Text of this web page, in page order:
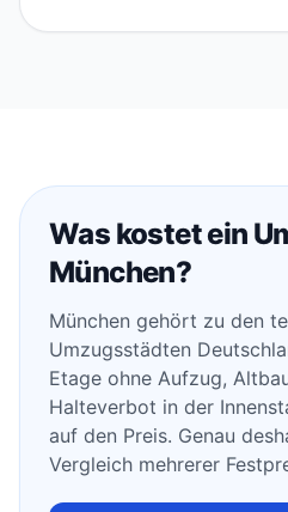
Was kostet ein
München?
München gehört zu den
Umzugsstädten
Etage ohne Aufzug,
Halteverbot in der
auf den Preis. Genau
Vergleich mehrerer